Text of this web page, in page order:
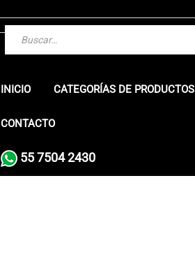
INICIO CATEGORÍAS DE PRODUCTOS
CONTACTO
55 7504 2430